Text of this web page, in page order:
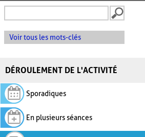
Voir tous les mots-clés
DÉROULEMENT DE L'ACTIVITÉ
Sporadiques
En plusieurs séances